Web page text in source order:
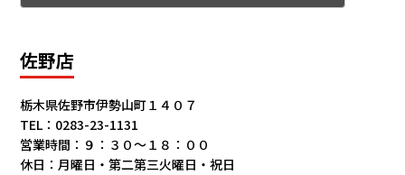
佐野店
栃木県佐野市伊勢山町１４０７
TEL：0283-23-1131
営業時間：９：３０～１８：００
休日：月曜日・第二第三火曜日・祝日